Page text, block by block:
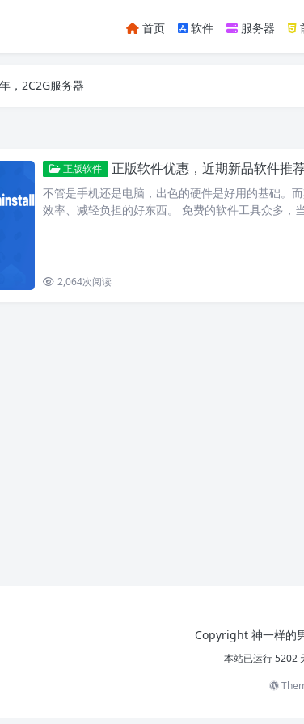
首页 软件 服务器
，2C2G服务器
消息第一时间推送
，2C2G服务器
正版软件 正版软件优惠，近期新品软件推
不管是手机还是电脑，出色的硬件是好用的基础。
效率、减轻负担的好东西。 免费的软件工具众多，
2,064次阅读
Copyright 神一样的
本站已运行 5202